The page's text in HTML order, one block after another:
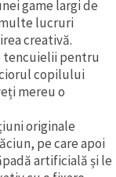
game largi de
lucruri
creativă.
tencuielii pentru
copilului
mereu o
originale
pe care apoi
artificială și le